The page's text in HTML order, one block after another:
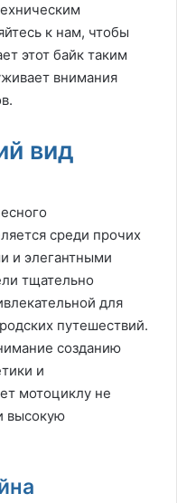
к нам, чтобы
этот байк таким
внимания
вид
среди прочих
и элегантными
тщательно
для
путешествий.
созданию
и
мотоциклу не
высокую